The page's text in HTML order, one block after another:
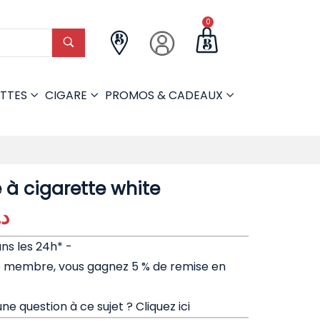
0
CIGARE PROMOS & CADEAUX
à cigarette white
les 24h* -
vous gagnez 5 % de remise en
question à ce sujet ?Cliquez ici